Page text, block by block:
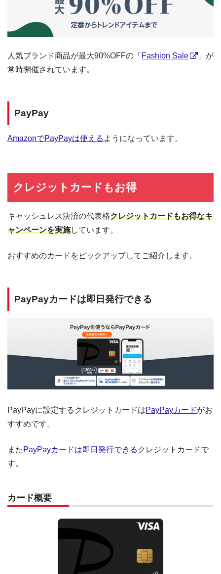
人気ブランド商品が最大90%OFFの「 Fashion Sale
」が
常時開催されています。
PayPay
AmazonでPayPayは使える ようになっています。
クレジットカードもお得
キャッシュレス決済の代表格クレジットカードもお得なキ
ャンペーンを実施しています。
おすすめのカードをピックアップしてご紹介します。
PayPayカードは即日発行できる
PayPayに設定するクレジットカードはPayPayカードがお
すすめです。
また PayPayカードは即日発行できる クレジットカードで
す。
カード概要